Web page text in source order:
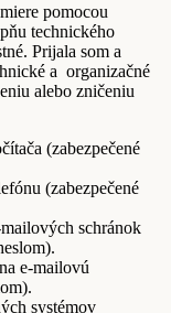
pomocou
technického
Prijala som a
a organizačné
alebo zničeniu
(zabezpečené
(zabezpečené
schránok
e-mailovú
systémov